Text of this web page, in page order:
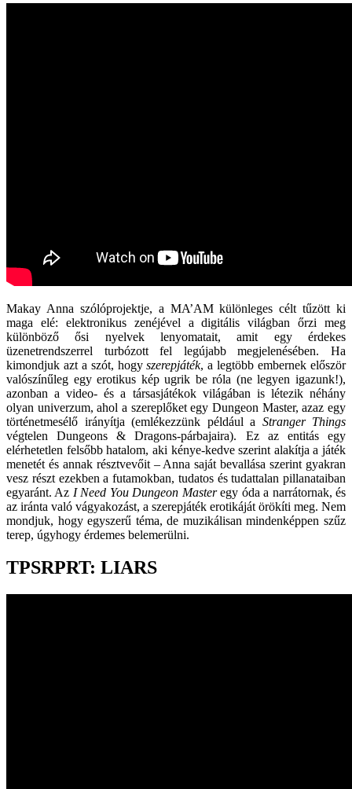
Makay Anna szólóprojektje, a MA’AM különleges célt tűzött ki
maga elé: elektronikus zenéjével a digitális világban őrzi meg
különböző ősi nyelvek lenyomatait, amit egy érdekes
üzenetrendszerrel turbózott fel legújabb megjelenésében. Ha
kimondjuk azt a szót, hogyszerepjáték, a legtöbb embernek először
valószínűleg egy erotikus kép ugrik be róla (ne legyen igazunk!),
azonban a video- és a társasjátékok világában is létezik néhány
olyan univerzum, ahol a szereplőket egy Dungeon Master, azaz egy
történetmesélő irányítja (emlékezzünk például a Stranger Things
végtelen Dungeons & Dragons-párbajaira). Ez az entitás egy
elérhetetlen felsőbb hatalom, aki kénye-kedve szerint alakítja a játék
menetét és annak résztvevőit – Anna saját bevallása szerint gyakran
vesz részt ezekben a futamokban, tudatos és tudattalan pillanataiban
egyaránt. Az I Need You Dungeon Masteregy óda a narrátornak, és
az iránta való vágyakozást, a szerepjáték erotikáját örökíti meg. Nem
mondjuk, hogy egyszerű téma, de muzikálisan mindenképpen szűz
terep, úgyhogy érdemes belemerülni.
TPSRPRT: LIARS